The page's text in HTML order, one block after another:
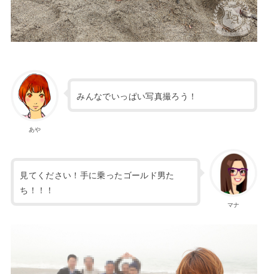
あや
みんなでいっぱい写真撮ろう！
マナ
見てください！手に乗ったゴールド男た
ち！！！